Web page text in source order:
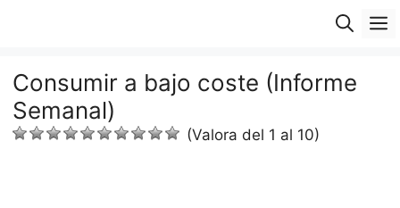
Consumir a bajo coste (Informe
Semanal)
(Valora del 1 al 10)